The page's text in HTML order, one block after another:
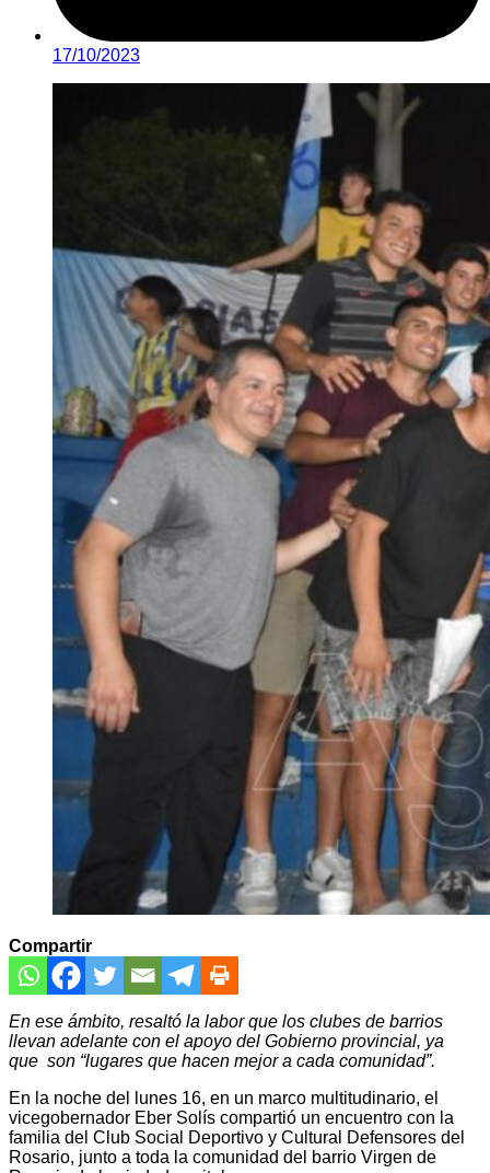
17/10/2023
Compartir
En ese ámbito, resaltó la labor que los clubes de barrios
llevan adelante con el apoyo del Gobierno provincial, ya
que son “lugares que hacen mejor a cada comunidad”.
En la noche del lunes 16, en un marco multitudinario, el
vicegobernador Eber Solís compartió un encuentro con la
familia del Club Social Deportivo y Cultural Defensores del
Rosario, junto a toda la comunidad del barrio Virgen de